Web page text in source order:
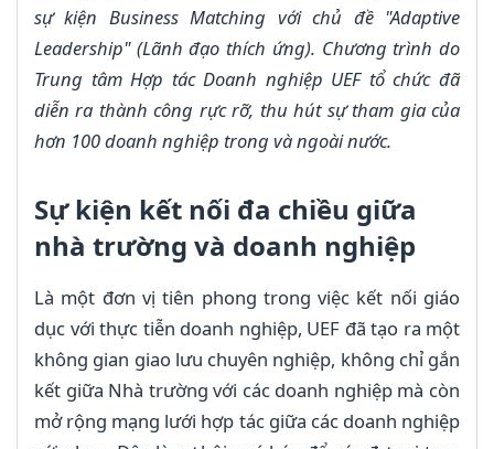
sự kiện Business Matching với chủ đề "Adaptive
Leadership" (Lãnh đạo thích ứng). Chương trình do
Trung tâm Hợp tác Doanh nghiệp UEF tổ chức đã
diễn ra thành công rực rỡ, thu hút sự tham gia của
hơn 100 doanh nghiệp trong và ngoài nước.
Sự kiện kết nối đa chiều giữa
nhà trường và doanh nghiệp
Là một đơn vị tiên phong trong việc kết nối giáo
dục với thực tiễn doanh nghiệp, UEF đã tạo ra một
không gian giao lưu chuyên nghiệp, không chỉ gắn
kết giữa Nhà trường với các doanh nghiệp mà còn
mở rộng mạng lưới hợp tác giữa các doanh nghiệp